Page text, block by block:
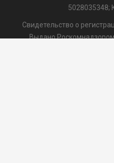
5028035348;
Свидетельство о
Выдано